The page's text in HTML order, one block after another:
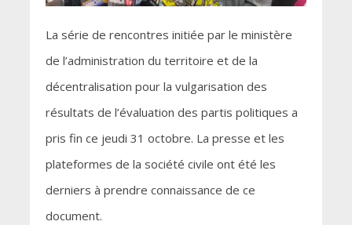
La série de rencontres initiée par le ministère
de l’administration du territoire et de la
décentralisation pour la vulgarisation des
résultats de l’évaluation des partis politiques a
pris fin ce jeudi 31 octobre. La presse et les
plateformes de la société civile ont été les
derniers à prendre connaissance de ce
document.